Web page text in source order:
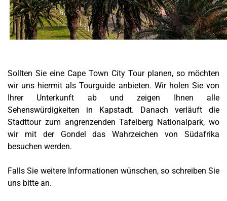
Sollten Sie eine Cape Town City Tour planen, so möchten
wir uns hiermit als Tourguide anbieten. Wir holen Sie von
Ihrer Unterkunft ab und zeigen Ihnen alle
Sehenswürdigkeiten in Kapstadt. Danach verläuft die
Stadttour zum angrenzenden Tafelberg Nationalpark, wo
wir mit der Gondel das Wahrzeichen von Südafrika
besuchen werden.
Falls Sie weitere Informationen wünschen, so schreiben Sie
uns bitte an.